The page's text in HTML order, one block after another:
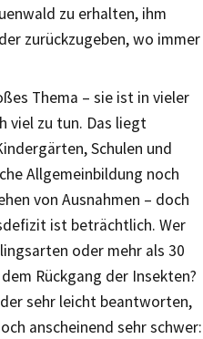
zu erhalten, ihm
zurückzugeben, wo immer
Thema – sie ist in vieler
viel zu tun. Das liegt
Schulen und
Allgemeinbildung noch
von Ausnahmen – doch
ist beträchtlich​​. Wer
oder mehr als 30
Rückgang der Insekten?
sehr leicht beantworten,
anscheinend sehr schwer: